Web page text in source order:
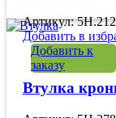
Артикул:
Добавить в
Добавить к
заказу
Втулка